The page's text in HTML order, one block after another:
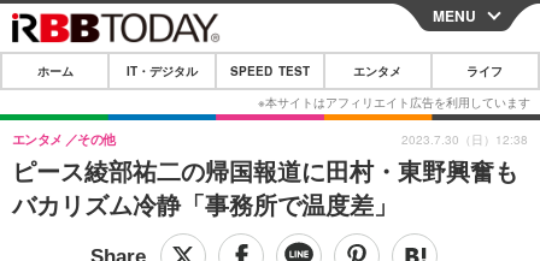
CLOSE
ホーム
IT・デジタル
IT・デジタルTOP スマートフォン
SPEED TEST
MENU
ホーム IT・デジタル SPEED TEST エンタメ ライフ
ピース綾部祐二の帰国報道に田村・東野興奮も
バカリズム冷静「事務所で温度差」
エンタメ その他 2023.7.30（日）12:38